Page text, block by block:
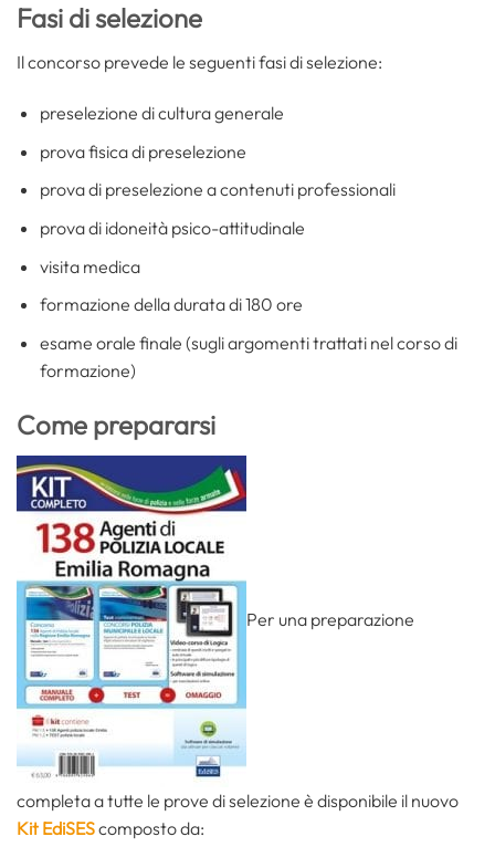
Fasi di selezione
Il concorso prevede le seguenti fasi di selezione:
preselezione di cultura generale
prova fisica di preselezione
prova di preselezione a contenuti professionali
prova di idoneità psico-attitudinale
visita medica
formazione della durata di 180 ore
esame orale finale (sugli argomenti trattati nel corso di
formazione)
Come prepararsi
Per una preparazione
completa a tutte le prove di selezione è disponibile il nuovo
Kit EdiSEScomposto da: